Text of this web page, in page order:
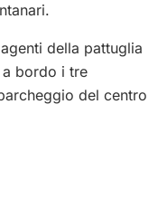
della pattuglia
a bordo i tre
del centro